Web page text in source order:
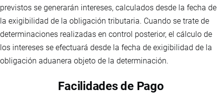
previstos se generarán intereses, calculados desde la fecha de
la exigibilidad de la obligación tributaria. Cuando se trate de
determinaciones realizadas en control posterior, el cálculo de
los intereses se efectuará desde la fecha de exigibilidad de la
obligación aduanera objeto de la determinación.
Facilidades de Pago